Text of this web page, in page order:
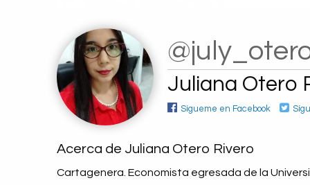
Juliana Otero
Sígueme en Facebook
Acerca de Juliana Otero Rivero
Cartagenera. Economista egresada de la